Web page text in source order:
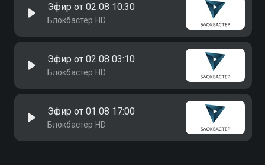
Эфир от 02.08 10:30
Блокбастер HD
Эфир от 02.08 03:10
Блокбастер HD
Эфир от 01.08 17:00
Блокбастер HD